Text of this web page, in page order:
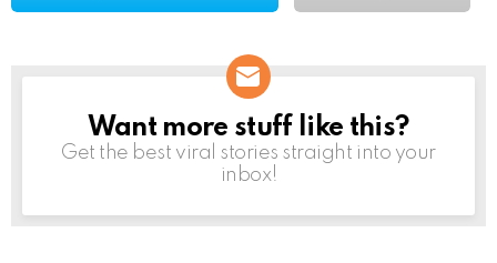
NEWSLETTER
Want more stuff like this?
Get the best viral stories straight into your
inbox!